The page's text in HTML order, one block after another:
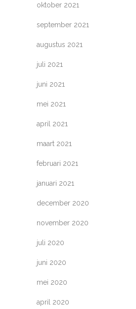
oktober 2021
september 2021
augustus 2021
juli 2021
juni 2021
mei 2021
april 2021
maart 2021
februari 2021
januari 2021
december 2020
november 2020
juli 2020
juni 2020
mei 2020
april 2020